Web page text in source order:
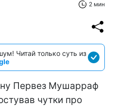
2 мин
Читай только суть из
Первез Мушарраф
чутки про